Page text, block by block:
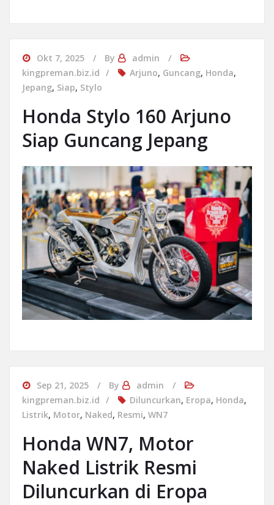
Okt 7, 2025 By
admin
kingpreman.biz.id
Arjuno, Guncang, Honda,
Jepang, Siap, Stylo
Honda Stylo 160 Arjuno
Siap Guncang Jepang
Sep 21, 2025 By
admin
kingpreman.biz.id
Diluncurkan, Eropa, Honda,
Listrik, Motor, Naked, Resmi, WN7
Honda WN7, Motor
Naked Listrik Resmi
Diluncurkan di Eropa